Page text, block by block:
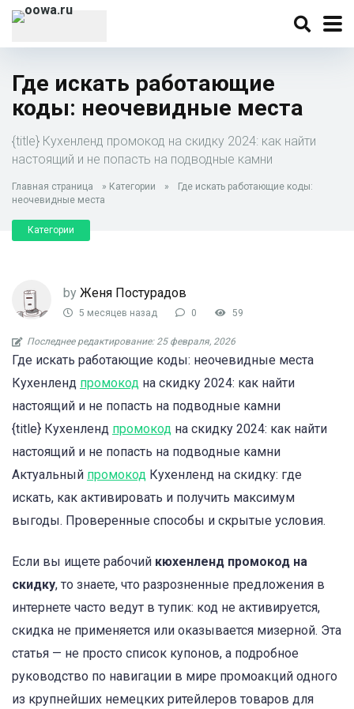
Где искать работающие
коды: неочевидные места
{title} Кухенленд промокод на скидку 2024: как найти
настоящий и не попасть на подводные камни
Главная страница » Категории »
Где искать работающие коды:
неочевидные места
Категории
by Женя Постурадов
5 месяцев назад 0 59
Последнее редактирование: 25 февраля, 2026
Где искать работающие коды: неочевидные места
Кухенленд промокод на скидку 2024: как найти
настоящий и не попасть на подводные камни
{title} Кухенленд промокод на скидку 2024: как найти
настоящий и не попасть на подводные камни
Актуальный промокод Кухенленд на скидку: где
искать, как активировать и получить максимум
выгоды. Проверенные способы и скрытые условия.
Если вы ищете рабочий кюхенленд промокод на
скидку, то знаете, что разрозненные предложения в
интернете часто ведут в тупик: код не активируется,
скидка не применяется или оказывается мизерной. Эта
статья — не просто список купонов, а подробное
руководство по навигации в мире промоакций одного
из крупнейших немецких ритейлеров товаров для